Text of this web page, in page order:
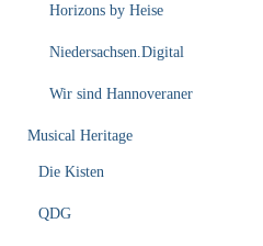
Horizons by Heise
Niedersachsen.Digital
Wir sind Hannoveraner
Musical Heritage
Die Kisten
QDG